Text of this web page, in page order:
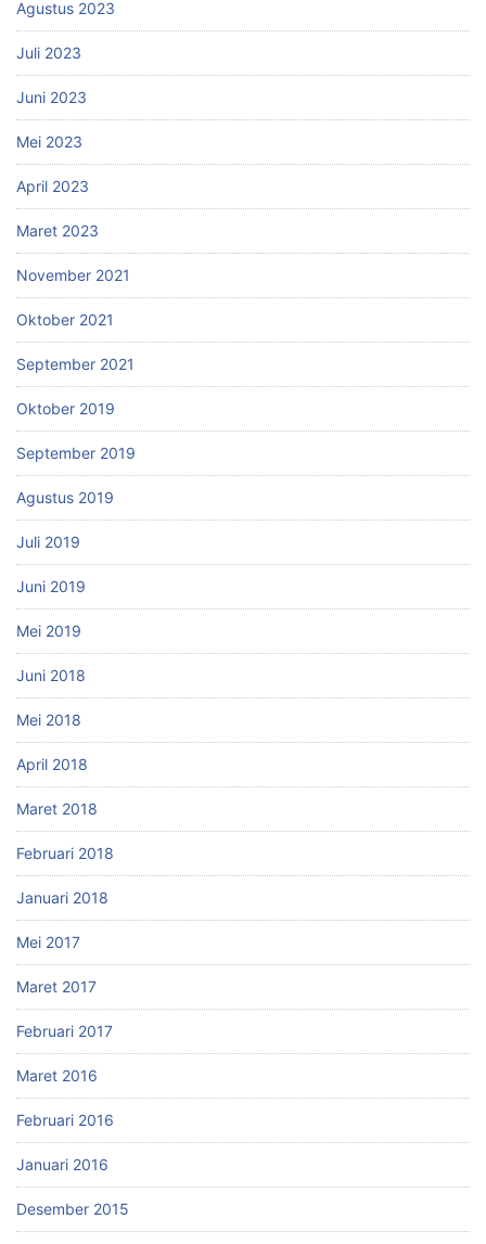
Agustus 2023
Juli 2023
Juni 2023
Mei 2023
April 2023
Maret 2023
November 2021
Oktober 2021
September 2021
Oktober 2019
September 2019
Agustus 2019
Juli 2019
Juni 2019
Mei 2019
Juni 2018
Mei 2018
April 2018
Maret 2018
Februari 2018
Januari 2018
Mei 2017
Maret 2017
Februari 2017
Maret 2016
Februari 2016
Januari 2016
Desember 2015